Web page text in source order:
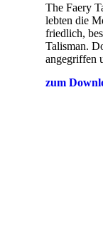
The Faery
lebten die
friedlich,
Talisman.
angegriffen
zum